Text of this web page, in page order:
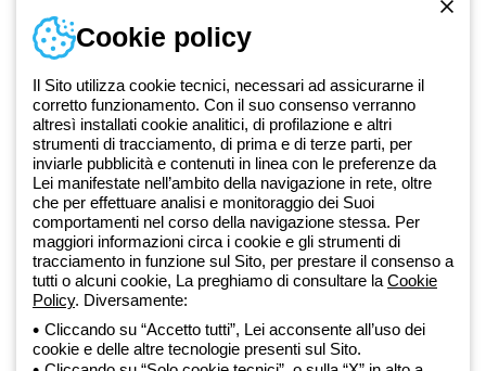
Dal 2025 Beghelli è parte del Gruppo GEWISS, all’interno
dell’ecosistema GEWISS LightZone, dove realizziamo soluzioni di
illuminazione integrate che trasformano la complessità in semplicità,
supportando professionisti e utenti finali nella realizzazione dei loro
bisogni.Scopri di più su GEWISS
Accedi o registrati
Formazione
Documentazione e software
Iscriviti alla newsletter
Privacy Policy
Cookie policy
Cookie policy
Il Sito utilizza cookie tecnici, necessari ad assicurarne il
corretto funzionamento. Con il suo consenso verranno
altresì installati cookie analitici, di profilazione e altri
strumenti di tracciamento, di prima e di terze parti, per
inviarle pubblicità e contenuti in linea con le preferenze da
Lei manifestate nell’ambito della navigazione in rete, oltre
che per effettuare analisi e monitoraggio dei Suoi
comportamenti nel corso della navigazione stessa. Per
maggiori informazioni circa i cookie e gli strumenti di
tracciamento in funzione sul Sito, per prestare il consenso a
tutti o alcuni cookie, La preghiamo di consultare la Cookie
Policy. Diversamente:
Cliccando su “Accetto tutti”, Lei acconsente all’uso dei
cookie e delle altre tecnologie presenti sul Sito.